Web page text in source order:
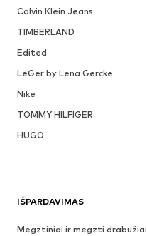
Calvin Klein Jeans
TIMBERLAND
Edited
LeGer by Lena Gercke
Nike
TOMMY HILFIGER
HUGO
IŠPARDAVIMAS
Megztiniai ir megzti drabužiai